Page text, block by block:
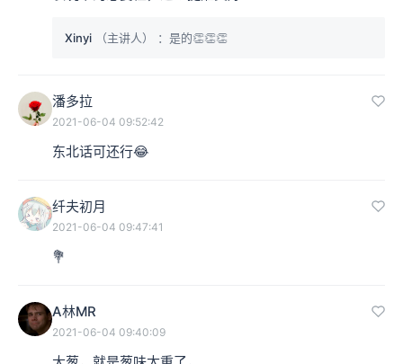
Xinyi （主讲人） ：是的👏👏👏
潘多拉
2021-06-04 09:52:42
东北话可还行😂
纤夫初月
2021-06-04 09:47:41
💐
A林MR
2021-06-04 09:40:09